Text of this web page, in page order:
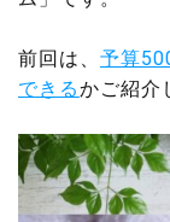
前回は、 予算
できるかご紹介